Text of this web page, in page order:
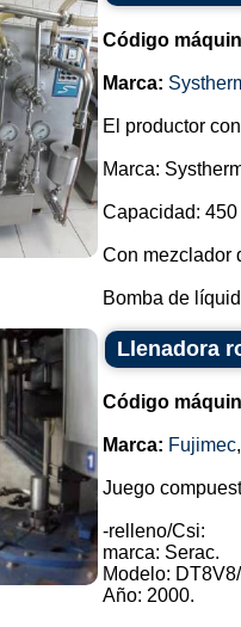
Código
Marca:
El productor
Marca:
Capacidad:
Con mezclador
Bomba de
Llenadora
Código
Marca: Fujimec
Juego
-relleno/Csi:
marca: Serac.
Modelo:
Año: 2000.